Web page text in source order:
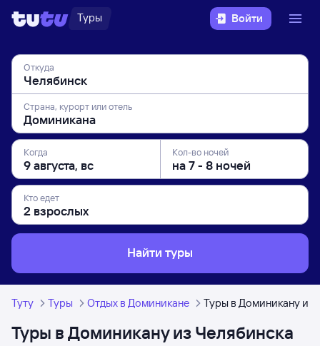
Туры Войти
Откуда
Страна, курорт или отель
Когда Кол-во ночей
Кто едет
Найти туры
Туту Туры Отдых в Доминикане Туры в Доминикану из
Туры в Доминикану из Челябинска